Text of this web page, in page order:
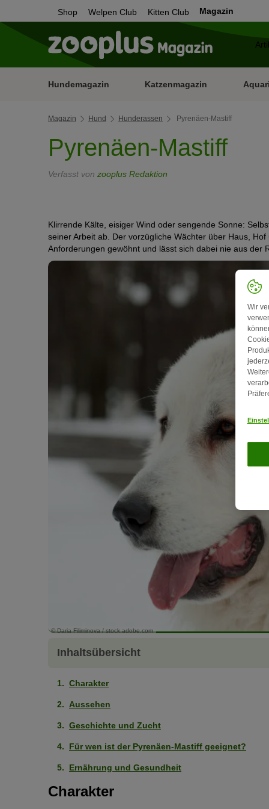
Shop Welpen Club Kitten Club Magazin
Hundemagazin Katzenmagazin
Magazin Hund Hunderassen Pyrenäen-Mastiff
Pyrenäen-Mastiff
Verfasst von zooplus Redaktion
Klirrende Kälte, eisiger Wind oder sengende Sonne:
seiner Arbeit ab. Der vorzügliche Wächter über Haus,
Anforderungen gewöhnt und lässt sich dabei nie aus der
© Daria Filiminova / stock.adobe.com
Inhaltsübersicht
Charakter
Aussehen
Geschichte und Zucht
Für wen ist der Pyrenäen-Mastiff geeignet?
Ernährung und Gesundheit
Charakter
Wir